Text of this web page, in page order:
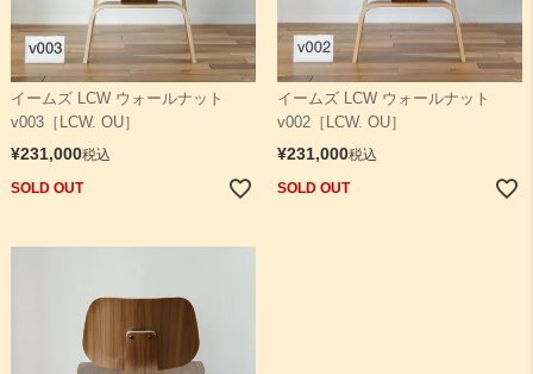
イームズ LCW ウォールナット
v003［LCW. OU］
¥231,000税込
SOLD OUT
イームズ LCW ウォールナット
v002［LCW. OU］
¥231,000税込
SOLD OUT